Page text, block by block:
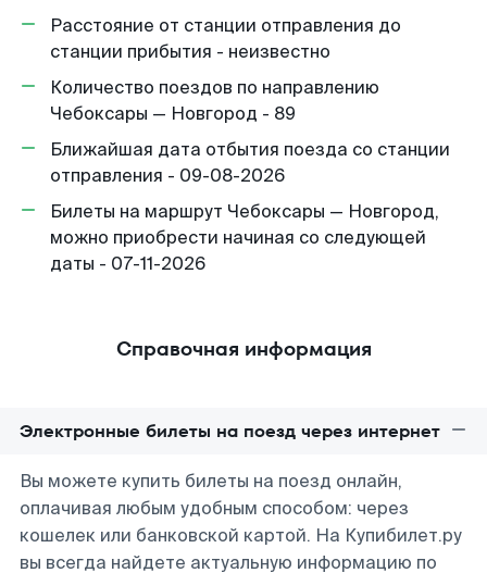
Расстояние от станции отправления до
станции прибытия - неизвестно
Количество поездов по направлению
Чебоксары — Новгород - 89
Ближайшая дата отбытия поезда со станции
отправления - 09-08-2026
Билеты на маршрут Чебоксары — Новгород,
можно приобрести начиная со следующей
даты - 07-11-2026
Справочная информация
Электронные билеты на поезд через интернет
Вы можете купить билеты на поезд онлайн,
оплачивая любым удобным способом: через
кошелек или банковской картой. На Купибилет.ру
вы всегда найдете актуальную информацию по